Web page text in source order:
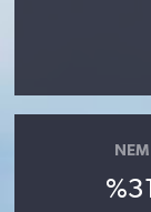
NEM
%31